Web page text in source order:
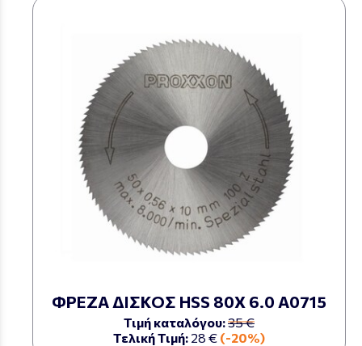
ΦΡΕΖΑ ΔΙΣΚΟΣ HSS 80Χ 6.0 Α0715
Τιμή καταλόγου:35 €
Τελική Τιμή: 28 € (-20%)